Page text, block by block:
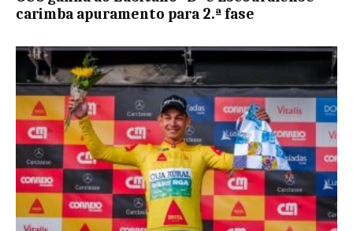
carimba apuramento para 2.ª fase